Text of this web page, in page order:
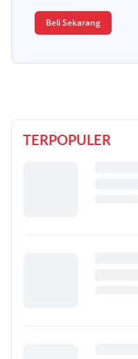
Beli Sekarang
TERPOPULER